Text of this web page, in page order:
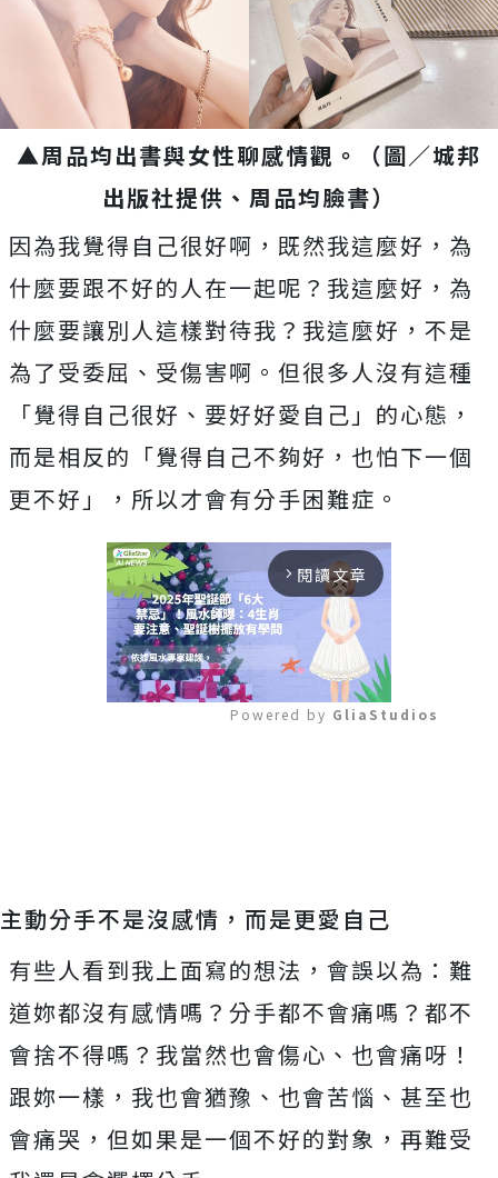
▲周品均出書與女性聊感情觀。（圖／城邦
出版社提供、周品均臉書）
因為我覺得自己很好啊，既然我這麼好，為
什麼要跟不好的人在一起呢？我這麼好，為
什麼要讓別人這樣對待我？我這麼好，不是
為了受委屈、受傷害啊。但很多人沒有這種
「覺得自己很好、要好好愛自己」的心態，
而是相反的「覺得自己不夠好，也怕下一個
更不好」，所以才會有分手困難症。
arrow_forward_ios 閱讀文章
Powered by GliaStudios
主動分手不是沒感情，而是更愛自己
有些人看到我上面寫的想法，會誤以為：難
道妳都沒有感情嗎？分手都不會痛嗎？都不
會捨不得嗎？我當然也會傷心、也會痛呀！
跟妳一樣，我也會猶豫、也會苦惱、甚至也
會痛哭，但如果是一個不好的對象，再難受